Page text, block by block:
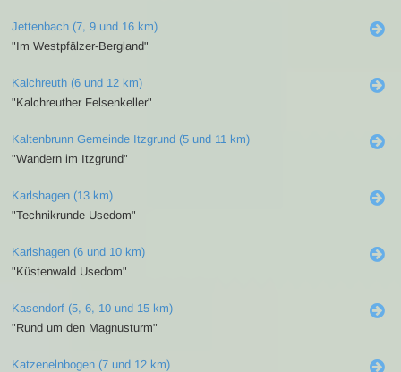
Jettenbach (7, 9 und 16 km)
"Im Westpfälzer-Bergland"
Kalchreuth (6 und 12 km)
"Kalchreuther Felsenkeller"
Kaltenbrunn Gemeinde Itzgrund (5 und 11 km)
"Wandern im Itzgrund"
Karlshagen (13 km)
"Technikrunde Usedom"
Karlshagen (6 und 10 km)
"Küstenwald Usedom"
Kasendorf (5, 6, 10 und 15 km)
"Rund um den Magnusturm"
Katzenelnbogen (7 und 12 km)